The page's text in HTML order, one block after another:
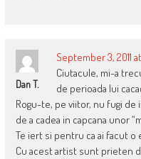
Dan T.
September 3, 2011 at
Ciutacule, mi-a
de perioada lui
Rogu-te, pe viitor, nu fugi
de a cadea in capcana unor
Te iert si pentru ca ai facut o
Cu acest artist sunt prieten